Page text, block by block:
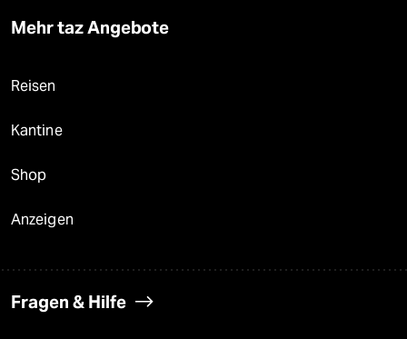
Mehr taz Angebote
Reisen
Kantine
Shop
Anzeigen
Fragen & Hilfe